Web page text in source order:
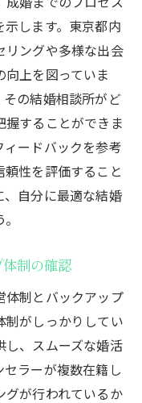
します。東京都内
リングや多様な出会
上を図っていま
の結婚相談所がど
することができま
ードバックを参考
性を評価すること
自分に最適な結婚
制の確認
体制とバックアップ
制がしっかりしてい
し、スムーズな婚活
ラーが複数在籍し
グが行われているか